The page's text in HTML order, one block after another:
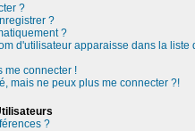
?
?
?
d'utilisateur apparaisse dans la liste
me connecter !
mais ne peux plus me connecter ?!
?